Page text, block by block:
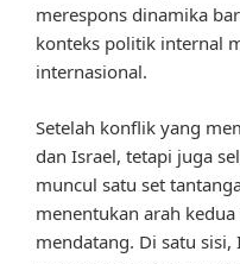
merespons dinamika
konteks politik internal
internasional.
Setelah konflik yang
dan Israel, tetapi juga
muncul satu set
menentukan arah
mendatang. Di satu sisi,